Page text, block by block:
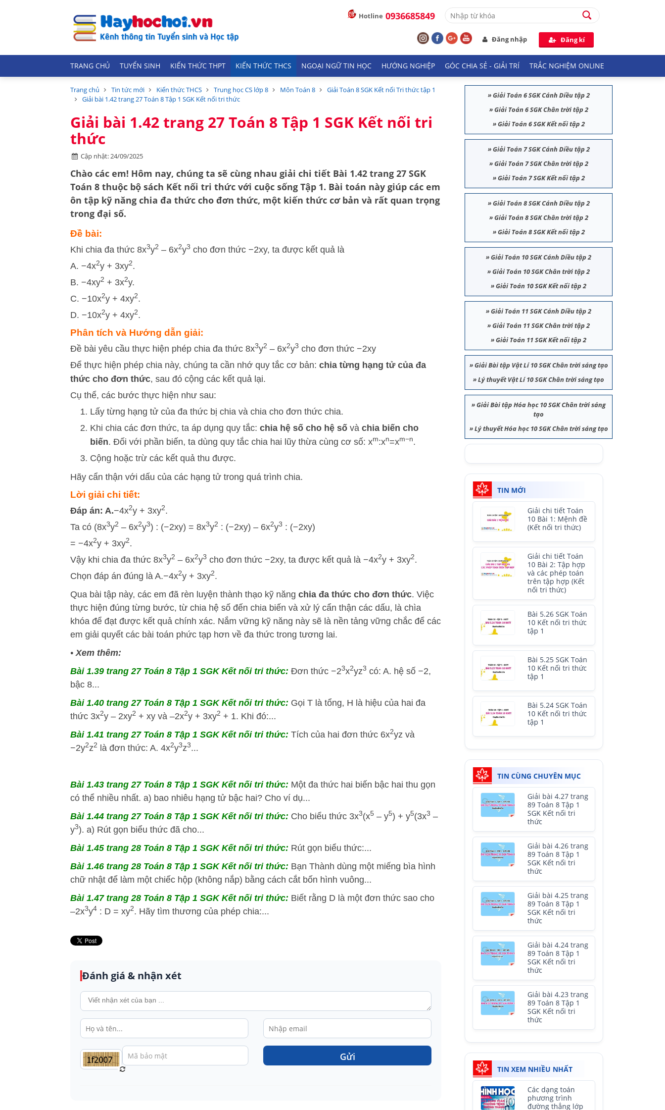
Hotline 0936685849
Đăng nhập Đăng kí
TRANG CHỦ TUYỂN SINH KIẾN THỨC THPT KIẾN THỨC THCS NGOẠI NGỮ TIN HỌC HƯỚNG NGHIỆP GÓC CHIA SẺ - GIẢI TRÍ TRẮC NGHIỆM ONLINE
Trang chủ Tin tức mới Kiến thức THCS Trung học CS lớp 8 Môn Toán 8
Giải Toán 8 SGK Kết nối Tri thức tập 1
Giải bài 1.42 trang 27 Toán 8 Tập 1 SGK Kết nối tri thức
Giải bài 1.42 trang 27 Toán 8 Tập 1 SGK Kết nối tri
thức
Cập nhật: 24/09/2025
Chào các em! Hôm nay, chúng ta sẽ cùng nhau giải chi tiết Bài 1.42 trang 27 SGK
Toán 8 thuộc bộ sách Kết nối tri thức với cuộc sống Tập 1. Bài toán này giúp các em
ôn tập kỹ năng chia đa thức cho đơn thức, một kiến thức cơ bản và rất quan trọng
trong đại số.
Đề bài:
Khi chia đa thức 8x3y2 – 6x2y3 cho đơn thức −2xy, ta được kết quả là
A. −4x2y + 3xy2.
B. −4xy2 + 3x2y.
C. −10x2y + 4xy2.
D. −10x2y + 4xy2.
Phân tích và Hướng dẫn giải:
Đề bài yêu cầu thực hiện phép chia đa thức 8x3y2 – 6x2y3 cho đơn thức −2xy
Để thực hiện phép chia này, chúng ta cần nhớ quy tắc cơ bản: chia từng hạng tử của đa
thức cho đơn thức, sau đó cộng các kết quả lại.
Cụ thể, các bước thực hiện như sau:
Lấy từng hạng tử của đa thức bị chia và chia cho đơn thức chia.
Khi chia các đơn thức, ta áp dụng quy tắc: chia hệ số cho hệ số và chia biến cho
biến. Đối với phần biến, ta dùng quy tắc chia hai lũy thừa cùng cơ số: xm:xn=xm−n.
Cộng hoặc trừ các kết quả thu được.
Hãy cẩn thận với dấu của các hạng tử trong quá trình chia.
Lời giải chi tiết:
Đáp án: A.−4x2y + 3xy2.
Ta có (8x3y2 – 6x2y3) : (−2xy) = 8x3y2 : (−2xy) – 6x2y3 : (−2xy)
= −4x2y + 3xy2.
Vậy khi chia đa thức 8x3y2 – 6x2y3 cho đơn thức −2xy, ta được kết quả là −4x2y + 3xy2.
Chọn đáp án đúng là A.−4x2y + 3xy2.
Qua bài tập này, các em đã rèn luyện thành thạo kỹ năng chia đa thức cho đơn thức. Việc
thực hiện đúng từng bước, từ chia hệ số đến chia biến và xử lý cẩn thận các dấu, là chìa
khóa để đạt được kết quả chính xác. Nắm vững kỹ năng này sẽ là nền tảng vững chắc để các
em giải quyết các bài toán phức tạp hơn về đa thức trong tương lai.
•Xem thêm:
Bài 1.39 trang 27 Toán 8 Tập 1 SGK Kết nối tri thức: Đơn thức −23x2yz3 có: A. hệ số −2,
bậc 8...
Bài 1.40 trang 27 Toán 8 Tập 1 SGK Kết nối tri thức: Gọi T là tổng, H là hiệu của hai đa
thức 3x2y – 2xy2 + xy và –2x2y + 3xy2 + 1. Khi đó:...
Bài 1.41 trang 27 Toán 8 Tập 1 SGK Kết nối tri thức: Tích của hai đơn thức 6x2yz và
−2y2z2 là đơn thức: A. 4x2y3z3...
Bài 1.43 trang 27 Toán 8 Tập 1 SGK Kết nối tri thức: Một đa thức hai biến bậc hai thu gọn
có thể nhiều nhất. a) bao nhiêu hạng tử bậc hai? Cho ví dụ...
Bài 1.44 trang 27 Toán 8 Tập 1 SGK Kết nối tri thức: Cho biểu thức 3x3(x5 – y5) + y5(3x3 –
y3). a) Rút gọn biểu thức đã cho...
Bài 1.45 trang 28 Toán 8 Tập 1 SGK Kết nối tri thức: Rút gọn biểu thức:...
Bài 1.46 trang 28 Toán 8 Tập 1 SGK Kết nối tri thức: Bạn Thành dùng một miếng bìa hình
chữ nhật để làm một chiếc hộp (không nắp) bằng cách cắt bốn hình vuông...
Bài 1.47 trang 28 Toán 8 Tập 1 SGK Kết nối tri thức: Biết rằng D là một đơn thức sao cho
–2x3y4 : D = xy2. Hãy tìm thương của phép chia:...
Đánh giá & nhận xét
Gửi
»Giải Toán 6 SGK Cánh Diều tập 2
»Giải Toán 6 SGK Chân trời tập 2
»Giải Toán 6 SGK Kết nối tập 2
»Giải Toán 7 SGK Cánh Diều tập 2
»Giải Toán 7 SGK Chân trời tập 2
»Giải Toán 7 SGK Kết nối tập 2
»Giải Toán 8 SGK Cánh Diều tập 2
»Giải Toán 8 SGK Chân trời tập 2
»Giải Toán 8 SGK Kết nối tập 2
»Giải Toán 10 SGK Cánh Diều tập 2
»Giải Toán 10 SGK Chân trời tập 2
»Giải Toán 10 SGK Kết nối tập 2
»Giải Toán 11 SGK Cánh Diều tập 2
»Giải Toán 11 SGK Chân trời tập 2
»Giải Toán 11 SGK Kết nối tập 2
»Giải Bài tập Vật Lí 10 SGK Chân trời sáng tạo
»Lý thuyết Vật Lí 10 SGK Chân trời sáng tạo
»Giải Bài tập Hóa học 10 SGK Chân trời sáng
tạo
»Lý thuyết Hóa học 10 SGK Chân trời sáng tạo
TIN MỚI
Giải chi tiết Toán
10 Bài 1: Mệnh đề
(Kết nối tri thức)
Giải chi tiết Toán
10 Bài 2: Tập hợp
và các phép toán
trên tập hợp (Kết
nối tri thức)
Bài 5.26 SGK Toán
10 Kết nối tri thức
tập 1
Bài 5.25 SGK Toán
10 Kết nối tri thức
tập 1
Bài 5.24 SGK Toán
10 Kết nối tri thức
tập 1
TIN CÙNG CHUYÊN MỤC
Giải bài 4.27 trang
89 Toán 8 Tập 1
SGK Kết nối tri
thức
Giải bài 4.26 trang
89 Toán 8 Tập 1
SGK Kết nối tri
thức
Giải bài 4.25 trang
89 Toán 8 Tập 1
SGK Kết nối tri
thức
Giải bài 4.24 trang
89 Toán 8 Tập 1
SGK Kết nối tri
thức
Giải bài 4.23 trang
89 Toán 8 Tập 1
SGK Kết nối tri
thức
TIN XEM NHIỀU NHẤT
Các dạng toán
phương trình
đường thẳng lớp